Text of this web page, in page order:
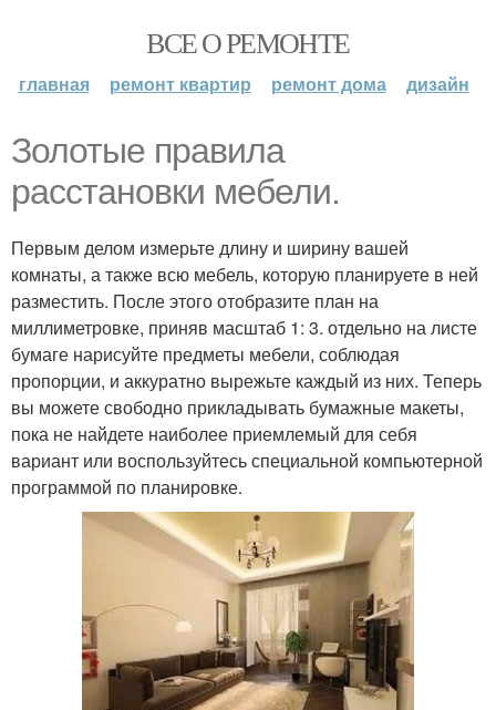
ВСЕ О РЕМОНТЕ
главная ремонт квартир ремонт дома дизайн
Золотые правила
расстановки мебели.
Первым делом измерьте длину и ширину вашей
комнаты, а также всю мебель, которую планируете в ней
разместить. После этого отобразите план на
миллиметровке, приняв масштаб 1: 3. отдельно на листе
бумаге нарисуйте предметы мебели, соблюдая
пропорции, и аккуратно вырежьте каждый из них. Теперь
вы можете свободно прикладывать бумажные макеты,
пока не найдете наиболее приемлемый для себя
вариант или воспользуйтесь специальной компьютерной
программой по планировке.